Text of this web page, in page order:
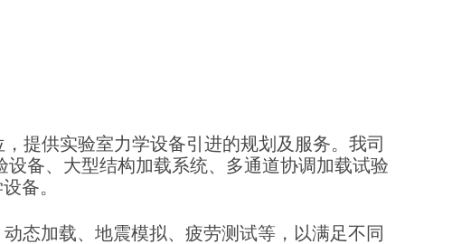
供实验室力学设备引进的规划及服务。我司
备、大型结构加载系统、多通道协调加载试验
备。
态加载、地震模拟、疲劳测试等，以满足不同